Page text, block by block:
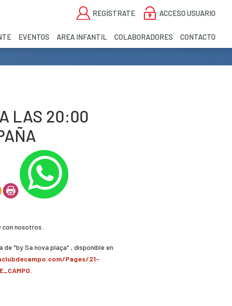
REGÍSTRATE ACCESO USUARIO
EVENTOS AREA INFANTIL COLABORADORES CONTACTO
LAS 20:00
nosotros .
"by Sa nova plaça" , disponible en
Pages/21-